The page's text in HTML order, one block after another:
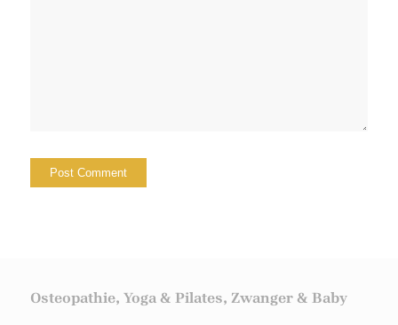
Osteopathie, Yoga & Pilates, Zwanger & Baby